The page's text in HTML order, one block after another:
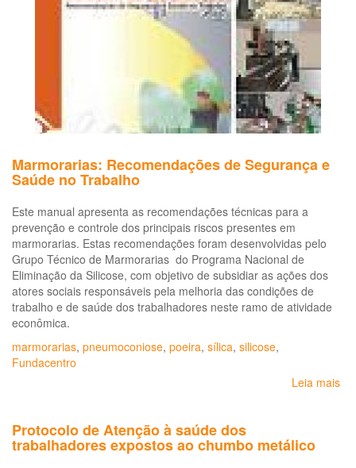
Marmorarias: Recomendações de Segurança e
Saúde no Trabalho
Este manual apresenta as recomendações técnicas para a
prevenção e controle dos principais riscos presentes em
marmorarias. Estas recomendações foram desenvolvidas pelo
Grupo Técnico de Marmorarias do Programa Nacional de
Eliminação da Silicose, com objetivo de subsidiar as ações dos
atores sociais responsáveis pela melhoria das condições de
trabalho e de saúde dos trabalhadores neste ramo de atividade
econômica.
marmorarias, pneumoconiose, poeira, sílica, silicose,
Fundacentro
Leia mais
Protocolo de Atenção à saúde dos
trabalhadores expostos ao chumbo metálico